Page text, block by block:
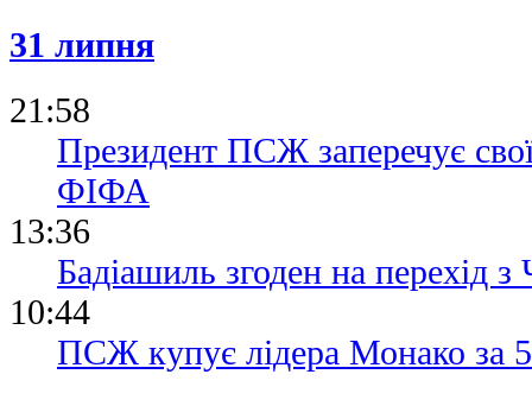
31 липня
21:58
Президент ПСЖ заперечує свої
ФІФА
13:36
Бадіашиль згоден на перехід з
10:44
ПСЖ купує лідера Монако за